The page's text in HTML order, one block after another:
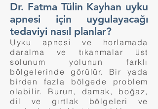
Dr. Fatma Tülin Kayhan uyku
apnesi için uygulayacağı
tedaviyi nasıl planlar?
Uyku apnesi ve horlamada
daralma ve tıkanmalar üst
solunum yolunun farklı
bölgelerinde görülür. Bir yada
birden fazla bölgede problem
olabilir. Burun, damak, boğaz,
dil ve gırtlak bölgeleri ve